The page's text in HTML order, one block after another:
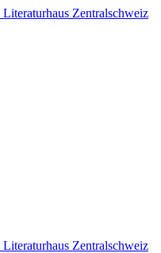
Literaturhaus Zentralschweiz
Literaturhaus Zentralschweiz